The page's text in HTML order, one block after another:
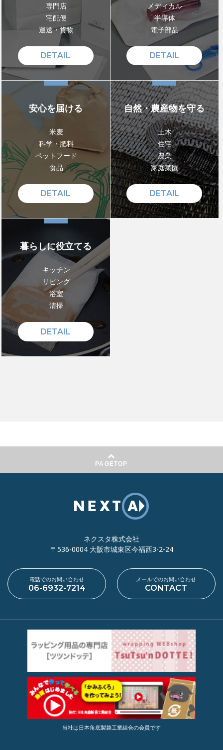
専門店
宅配便
運送・貨物
DETAIL
メディカル
半導体
電子部品
DETAIL
安心を届ける
米麦
科学・肥料
ペットフード
食品
DETAIL
自然・農産物を守る
土木
住宅
農業
家庭菜園
DETAIL
暮らしに役立てる
キッチン
リビング
浴室
清掃
DETAIL
PAGETOP
ネクスタ株式会社
〒536-0004 大阪市城東区今福西3-2-24
電話でのお問い合わせ
06-6932-7214
メールでのお問い合わせ
CONTACT
当社は日本角底製袋工業組合の会員です